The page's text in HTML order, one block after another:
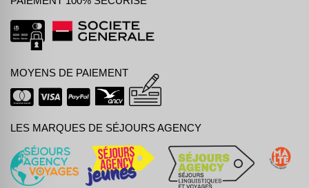
MOYENS DE PAIEMENT
LES MARQUES DE SÉJOURS AGENCY